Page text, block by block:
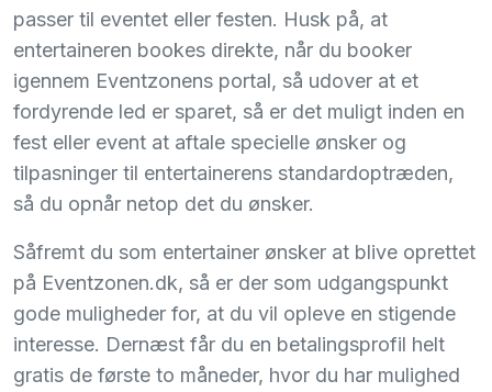
passer til eventet eller festen. Husk på, at
entertaineren bookes direkte, når du booker
igennem Eventzonens portal, så udover at et
fordyrende led er sparet, så er det muligt inden en
fest eller event at aftale specielle ønsker og
tilpasninger til entertainerens standardoptræden,
så du opnår netop det du ønsker.
Såfremt du som entertainer ønsker at blive oprettet
på Eventzonen.dk, så er der som udgangspunkt
gode muligheder for, at du vil opleve en stigende
interesse. Dernæst får du en betalingsprofil helt
gratis de første to måneder, hvor du har mulighed